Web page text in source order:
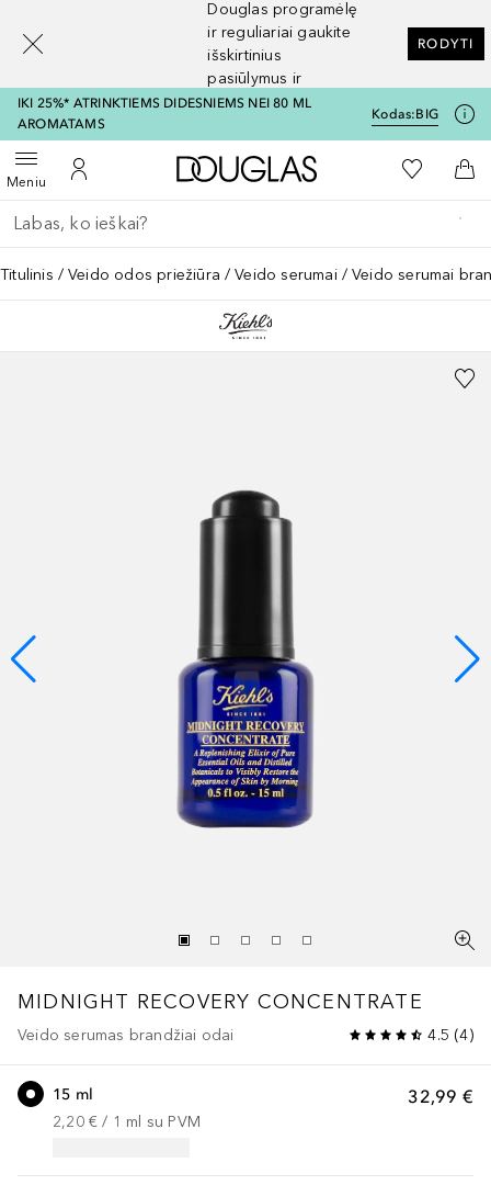
Douglas programėlę
ir reguliariai gaukite
išskirtinius
pasiūlymus ir
nuolaidas
RODYTI
IKI 25%* ATRINKTIEMS DIDESNIEMS NEI 80 ML
AROMATAMS
Kodas:BIG
MeniuAtidaryti meniuĮ mano paskyrą
Į Douglas pagrindinį
Į mano
Į
Grįžk atgal
Vykdykite paiešką
Titulinis Veido odos priežiūra Veido serumai Veido serumai
MIDNIGHT RECOVERY CONCENTRATE
Veido serumas brandžiai odai 4.5 (4)
32,99 €
15 ml
2,20 € / 1 ml su PVM
[navigation.slideout.screenreader]